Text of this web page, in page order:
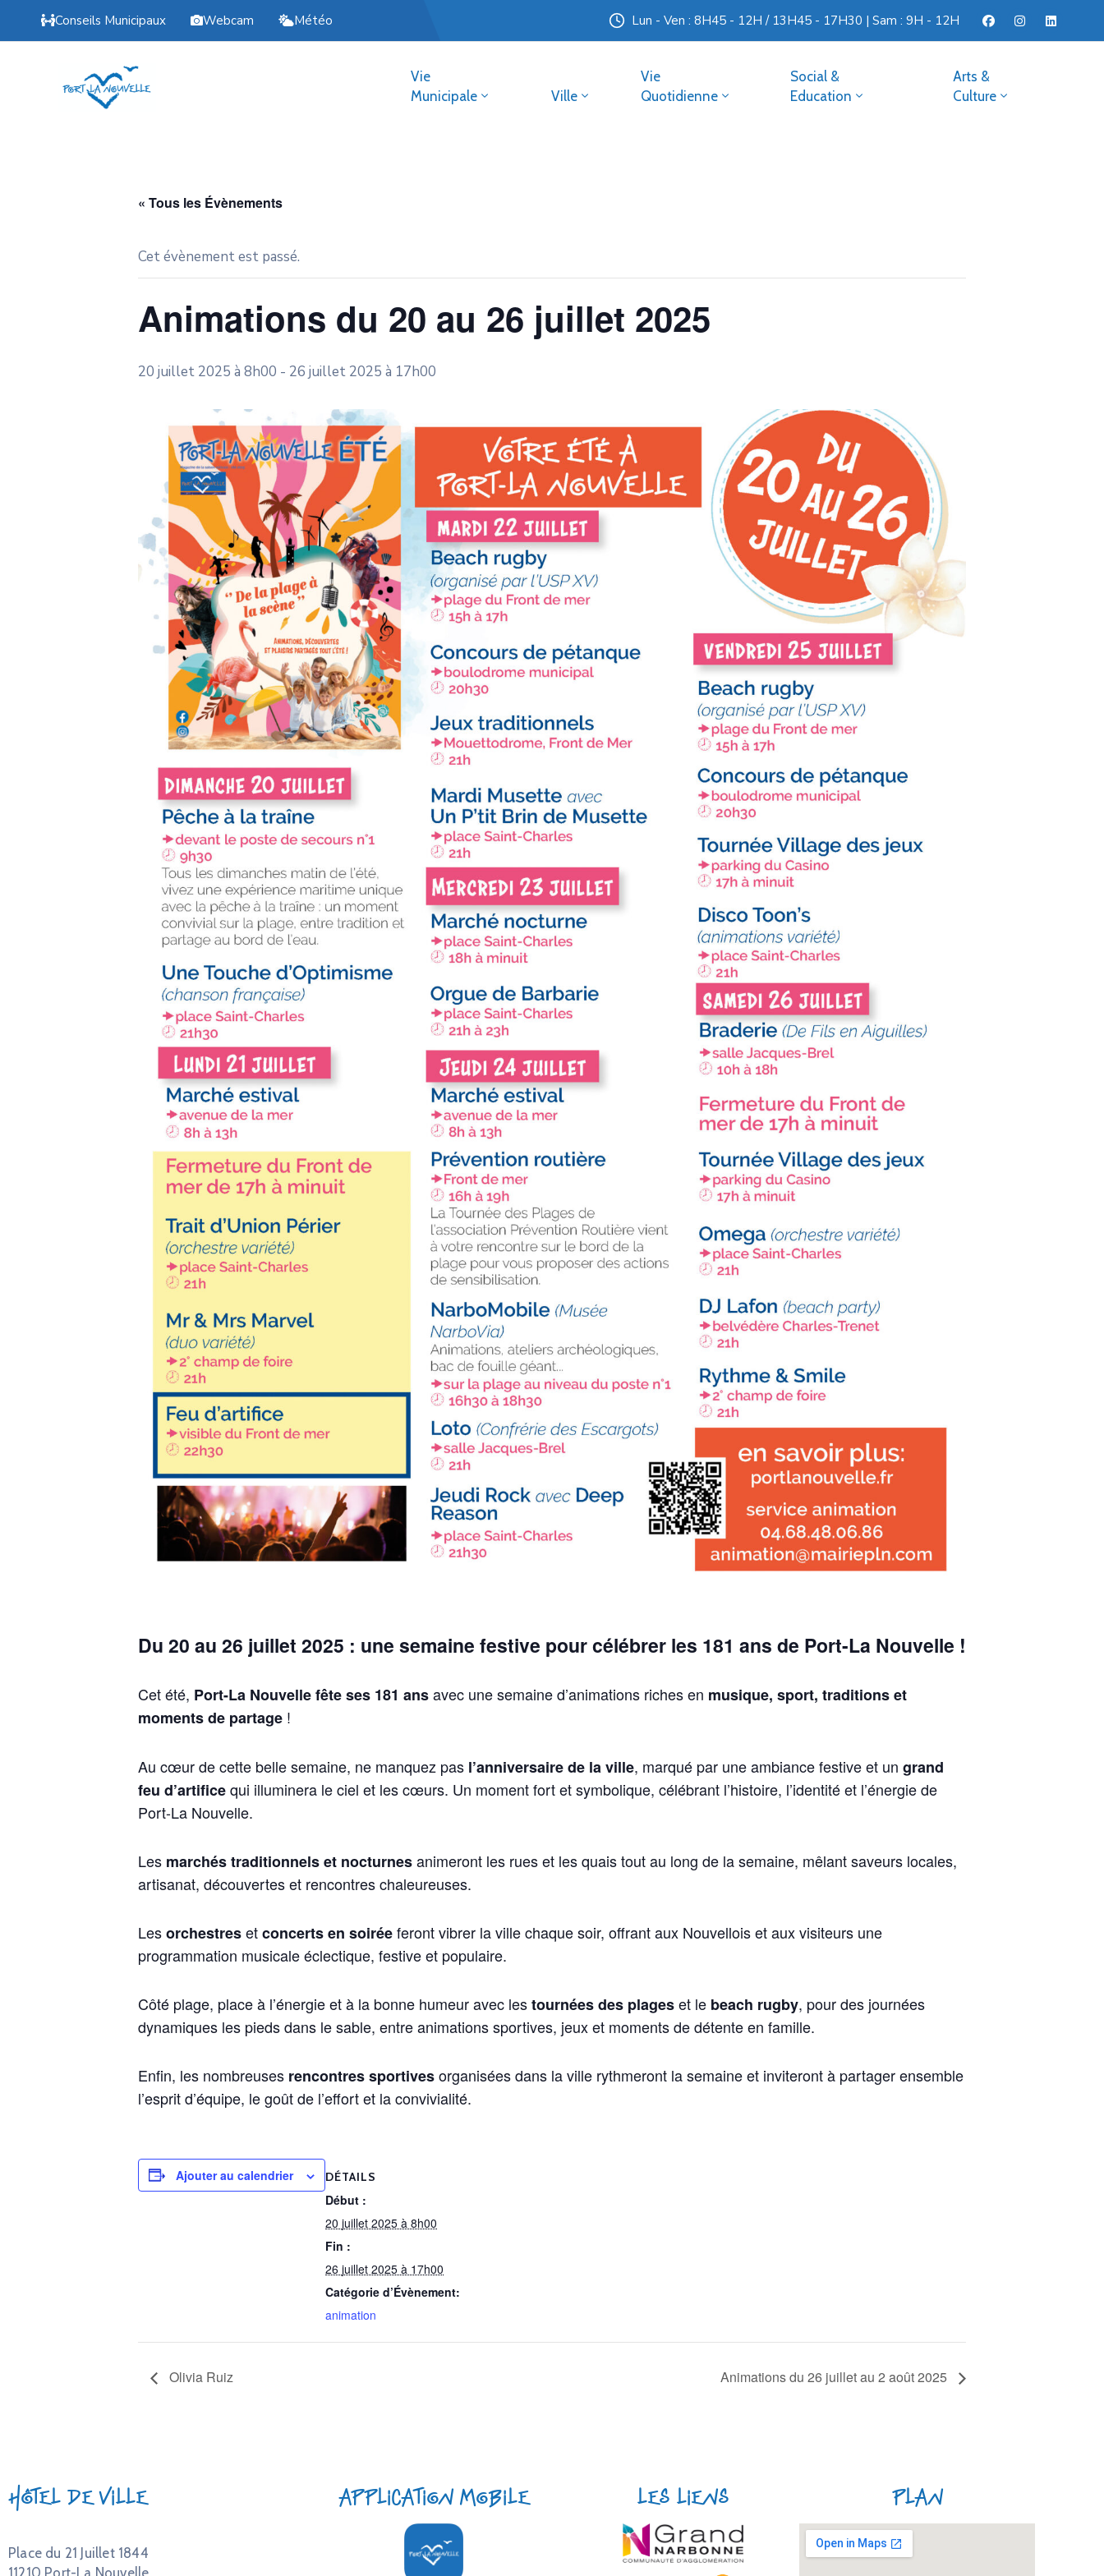
Conseils Municipaux Webcam Météo Lun - Ven : 8H45 - 12H / 13H45 - 17H30 | Sam : 9H - 12H
Vie
Municipale
Ville
Vie
Quotidienne
Social &
Education
Arts &
Culture
« Tous les Évènements
Cet évènement est passé.
Animations du 20 au 26 juillet 2025
20 juillet 2025 à 8h00 - 26 juillet 2025 à 17h00
Du 20 au 26 juillet 2025 : une semaine festive pour célébrer les 181 ans de Port-La Nouvelle !
Cet été, Port-La Nouvelle fête ses 181 ansavec une semaine d’animations riches en musique, sport, traditions et
moments de partage !
Au cœur de cette belle semaine, ne manquez pas l’anniversaire de la ville, marqué par une ambiance festive et un grand
feu d’artificequi illuminera le ciel et les cœurs. Un moment fort et symbolique, célébrant l’histoire, l’identité et l’énergie de
Port-La Nouvelle.
Les marchés traditionnels et nocturnesanimeront les rues et les quais tout au long de la semaine, mêlant saveurs locales,
artisanat, découvertes et rencontres chaleureuses.
Lesorchestresetconcerts en soiréeferont vibrer la ville chaque soir, offrant aux Nouvellois et aux visiteurs une
programmation musicale éclectique, festive et populaire.
Côté plage, place à l’énergie et à la bonne humeur avec lestournées des plageset le beach rugby, pour des journées
dynamiques les pieds dans le sable, entre animations sportives, jeux et moments de détente en famille.
Enfin, les nombreuses rencontres sportivesorganisées dans la ville rythmeront la semaine et inviteront à partager ensemble
l’esprit d’équipe, le goût de l’effort et la convivialité.
Ajouter au calendrier DÉTAILS
Début :
20 juillet 2025 à 8h00
Fin :
26 juillet 2025 à 17h00
Catégorie d’Évènement:
animation
Olivia Ruiz Animations du 26 juillet au 2 août 2025
Hôtel de Ville
Place du 21 Juillet 1844
Application mobile Les liens Plan